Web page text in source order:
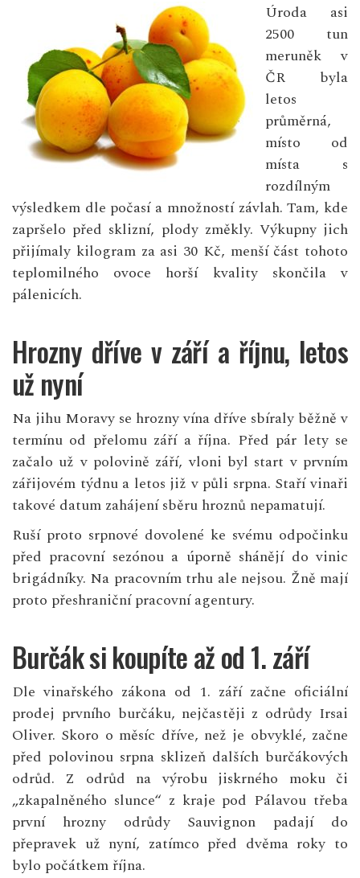
Úroda asi
2500 tun
meruněk v
ČR byla
letos
průměrná,
místo od
místa s
rozdílným
výsledkem dle počasí a množností závlah. Tam, kde
zapršelo před sklizní, plody změkly. Výkupny jich
přijímaly kilogram za asi 30 Kč, menší část tohoto
teplomilného ovoce horší kvality skončila v
pálenicích.
Hrozny dříve v září a říjnu, letos
už nyní
Na jihu Moravy se hrozny vína dříve sbíraly běžně v
termínu od přelomu září a října. Před pár lety se
začalo už v polovině září, vloni byl start v prvním
zářijovém týdnu a letos již v půli srpna. Staří vinaři
takové datum zahájení sběru hroznů nepamatují.
Ruší proto srpnové dovolené ke svému odpočinku
před pracovní sezónou a úporně shánějí do vinic
brigádníky. Na pracovním trhu ale nejsou. Žně mají
proto přeshraniční pracovní agentury.
Burčák si koupíte až od 1. září
Dle vinařského zákona od 1. září začne oficiální
prodej prvního burčáku, nejčastěji z odrůdy Irsai
Oliver. Skoro o měsíc dříve, než je obvyklé, začne
před polovinou srpna sklizeň dalších burčákových
odrůd. Z odrůd na výrobu jiskrného moku či
„zkapalněného slunce“ z kraje pod Pálavou třeba
první hrozny odrůdy Sauvignon padají do
přepravek už nyní, zatímco před dvěma roky to
bylo počátkem října.